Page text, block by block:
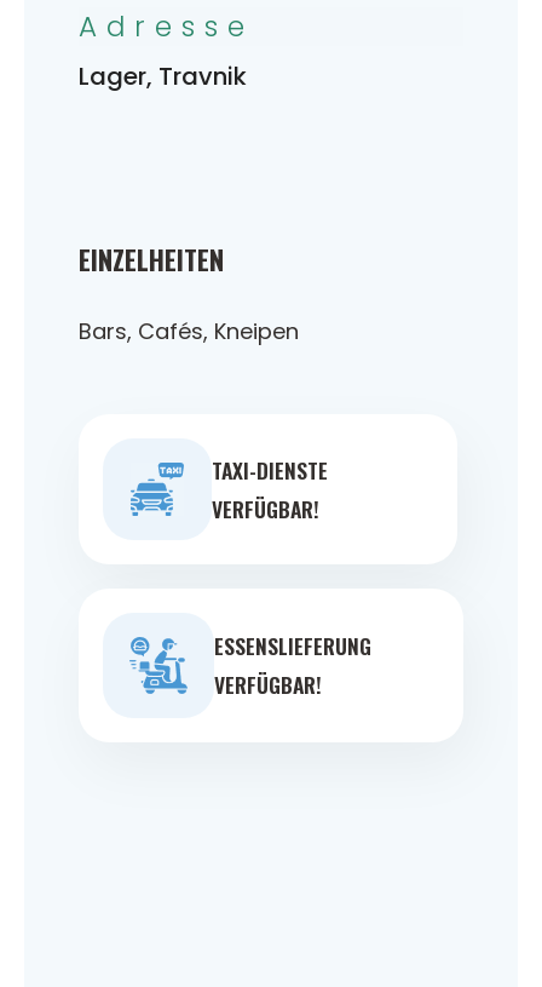
EINZELHEITEN
Bars, Cafés, Kneipen
TAXI-DIENSTE
VERFÜGBAR!
ESSENSLIEFERUNG
VERFÜGBAR!
Adresse
Lager, Travnik